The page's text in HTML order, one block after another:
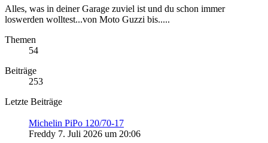
Alles, was in deiner Garage zuviel ist und du schon immer
loswerden wolltest...von Moto Guzzi bis.....
Themen
54
Beiträge
253
Letzte Beiträge
Michelin PiPo 120/70-17
Freddy 7. Juli 2026 um 20:06